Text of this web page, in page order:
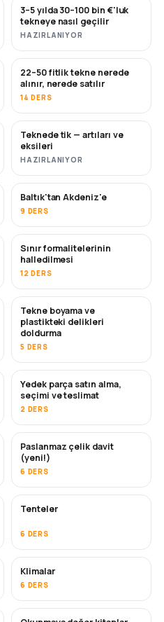
YENI
3–5 yılda 30–100 bin €'luk
tekneye nasıl geçilir
HAZIRLANIYOR
YAKINDA
22–50 fitlik tekne nerede
alınır, nerede satılır
14 DERS
YAKINDA
Teknede tik — artıları ve
eksileri
HAZIRLANIYOR
YAKINDA
Baltık'tan Akdeniz'e
9 DERS
Sınır formalitelerinin
halledilmesi
12 DERS
YAKINDA
Tekne boyama ve
plastikteki delikleri
doldurma
5 DERS
YAKINDA
Yedek parça satın alma,
seçimi ve teslimat
2 DERS
Paslanmaz çelik davit
(yeni!)
6 DERS
Tenteler
6 DERS
YAKINDA
Klimalar
6 DERS